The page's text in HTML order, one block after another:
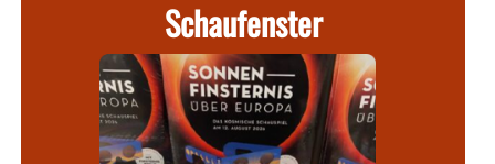
Schaufenster